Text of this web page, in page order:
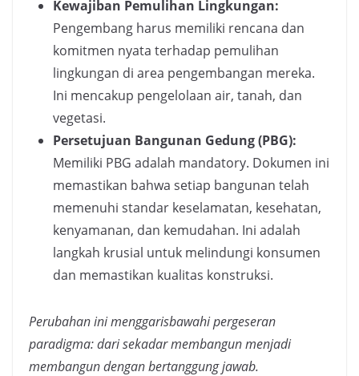
Kewajiban Pemulihan Lingkungan:
Pengembang harus memiliki rencana dan
komitmen nyata terhadap pemulihan
lingkungan di area pengembangan mereka.
Ini mencakup pengelolaan air, tanah, dan
vegetasi.
Persetujuan Bangunan Gedung (PBG):
Memiliki PBG adalah mandatory. Dokumen ini
memastikan bahwa setiap bangunan telah
memenuhi standar keselamatan, kesehatan,
kenyamanan, dan kemudahan. Ini adalah
langkah krusial untuk melindungi konsumen
dan memastikan kualitas konstruksi.
Perubahan ini menggarisbawahi pergeseran
paradigma: dari sekadar membangun menjadi
membangun dengan bertanggung jawab.